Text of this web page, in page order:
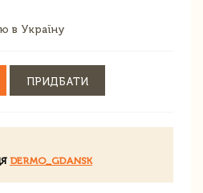
в Україну
ПРИДБАТИ
DERMO_GDANSK